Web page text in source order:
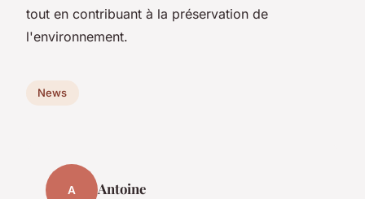
tout en contribuant à la préservation de
l'environnement.
News
A Antoine